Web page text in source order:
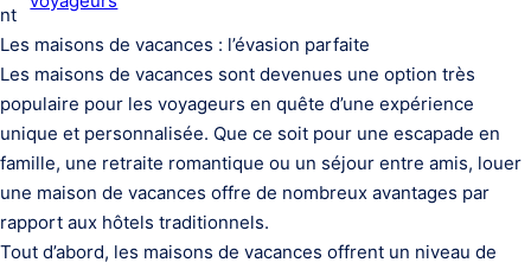
nt
Les maisons de vacances : l’évasion parfaite
Les maisons de vacances sont devenues une option très
populaire pour les voyageurs en quête d’une expérience
unique et personnalisée. Que ce soit pour une escapade en
famille, une retraite romantique ou un séjour entre amis, louer
une maison de vacances offre de nombreux avantages par
rapport aux hôtels traditionnels.
Tout d’abord, les maisons de vacances offrent un niveau de